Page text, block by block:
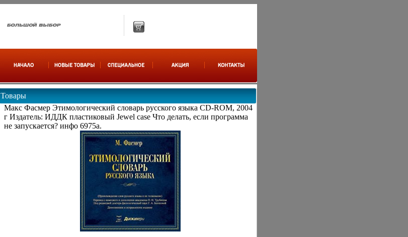
Товары
Макс Фасмер Этимологический словарь русского языка CD-ROM, 2004
г Издатель: ИДДК пластиковый Jewel case Что делать, если программа
не запускается? инфо 6975a.